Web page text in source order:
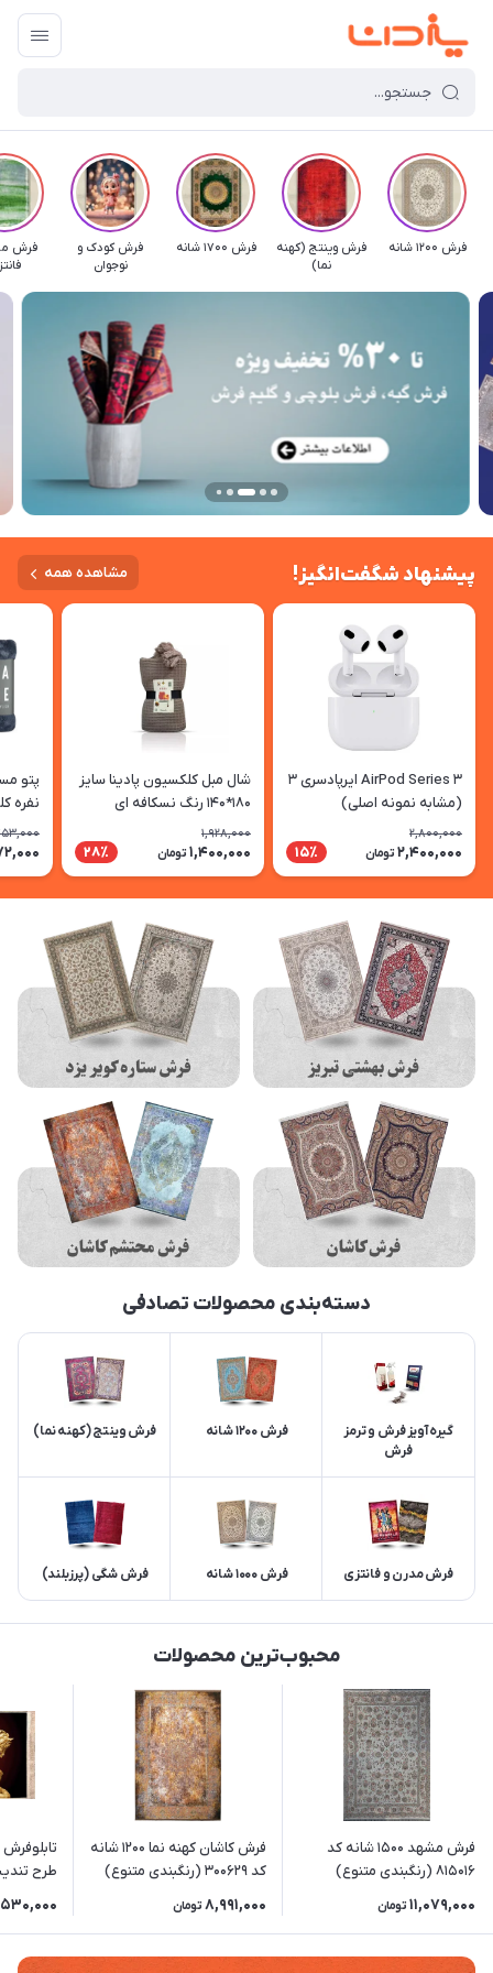
فرش 1200 شانه
فرش وینتج (کهنه
نما)
فرش 1700 شانه
فرش کودک و
نوجوان
فرش
پیشنهاد شگفت‌انگیز! مشاهده همه
AirPod Series 3 ایرپادسری 3
(مشابه نمونه اصلی)
2,800,000
2,400,000 تومان 15٪
شال مبل کلکسیون پادینا سایز
180*140 رنگ نسکافه ای
1,928,000
1,400,000 تومان 28٪
پتو
نفره
مدادی
دسته‌بندی محصولات تصادفی
گیره آویز فرش و ترمز
فرش
فرش 1200 شانه فرش وینتج (کهنه نما)
فرش مدرن و فانتزی فرش 1000 شانه فرش شگی (پرزبلند)
محبوب‌ترین محصولات
فرش مشهد 1500 شانه کد
815016 (رنگبندی متنوع)
11,079,000 تومان
فرش کاشان کهنه نما 1200 شانه
کد 300629 (رنگبندی متنوع)
8,991,000 تومان